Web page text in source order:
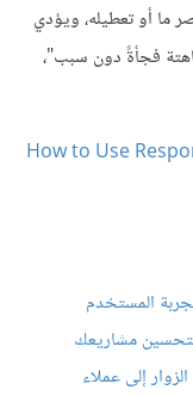
ما أو تعطيله، ويؤدي
فجأةً دون سبب"،
How to Use
المستخدم
مشاريعك
إلى عملاء